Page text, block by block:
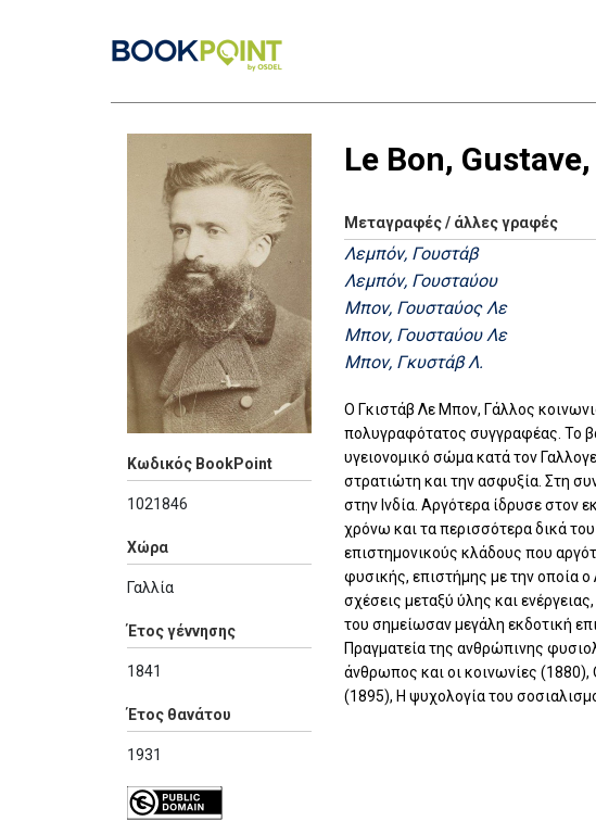
Κωδικός BookPoint
1021846
Χώρα
Γαλλία
Έτος γέννησης
1841
Έτος θανάτου
1931
Le Bon,
Μεταγραφές / άλλες γραφές
Λεμπόν, Γουστάβ
Λεμπόν, Γουσταύου
Μπον, Γουσταύος Λε
Μπον, Γουσταύου Λε
Μπον, Γκυστάβ Λ.
O Γκιστάβ Λε Μπον, Γάλλος
πολυγραφότατος συγγραφέας. Το
υγειονομικό σώμα κατά τον
στρατιώτη και την ασφυξία. Στη
στην Ινδία. Αργότερα ίδρυσε στον
χρόνω και τα περισσότερα δικά
επιστημονικούς κλάδους που
φυσικής, επιστήμης με την οποία
σχέσεις μεταξύ ύλης και
του σημείωσαν μεγάλη εκδοτική
Πραγματεία της ανθρώπινης
άνθρωπος και οι κοινωνίες
(1895), Η ψυχολογία του